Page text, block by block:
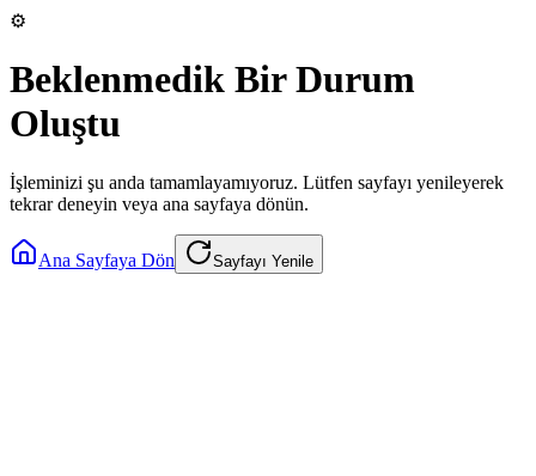
⚙️
Beklenmedik Bir Durum
Oluştu
İşleminizi şu anda tamamlayamıyoruz. Lütfen sayfayı yenileyerek
tekrar deneyin veya ana sayfaya dönün.
Ana Sayfaya Dön Sayfayı Yenile